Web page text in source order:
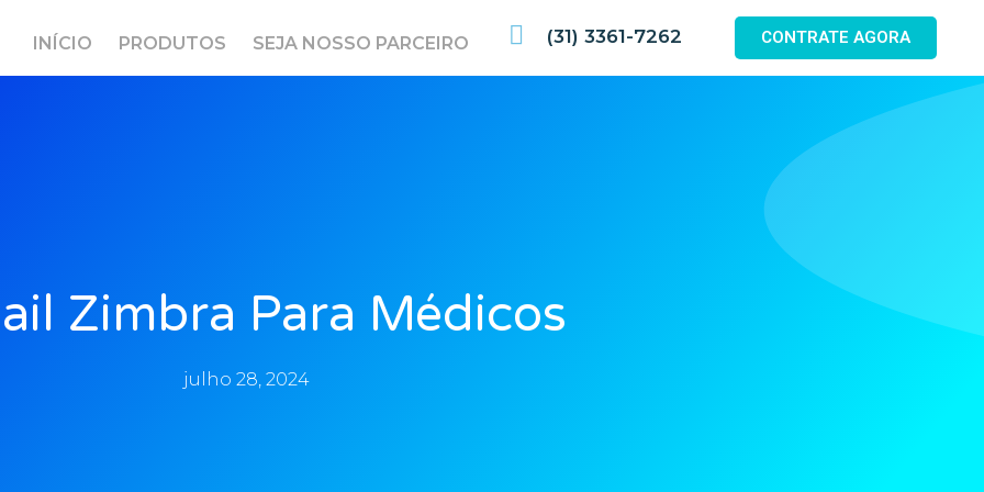
INÍCIO PRODUTOS SEJA NOSSO PARCEIRO (31) 3361-7262 CONTRATE AGORA
Zimbra Para Médicos
julho 28, 2024